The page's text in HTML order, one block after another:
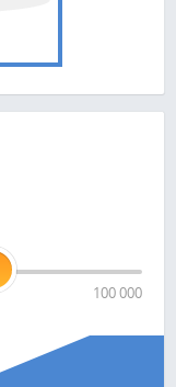
100 000